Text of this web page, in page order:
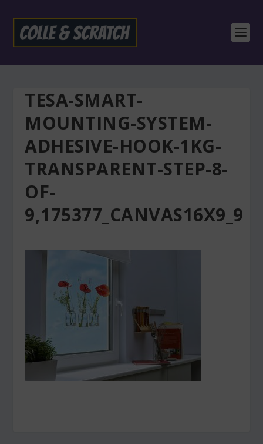
TESA-SMART-
MOUNTING-SYSTEM-
ADHESIVE-HOOK-1KG-
TRANSPARENT-STEP-8-
OF-
9,175377_CANVAS16X9_9